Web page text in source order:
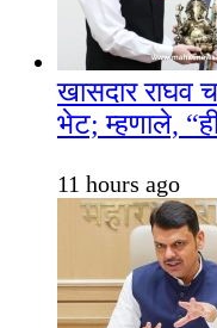
खासदार राघव
भेट; म्हणाले,
11 hours ago